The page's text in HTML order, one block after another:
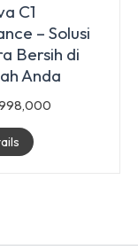
C1
– Solusi
Bersih di
Anda